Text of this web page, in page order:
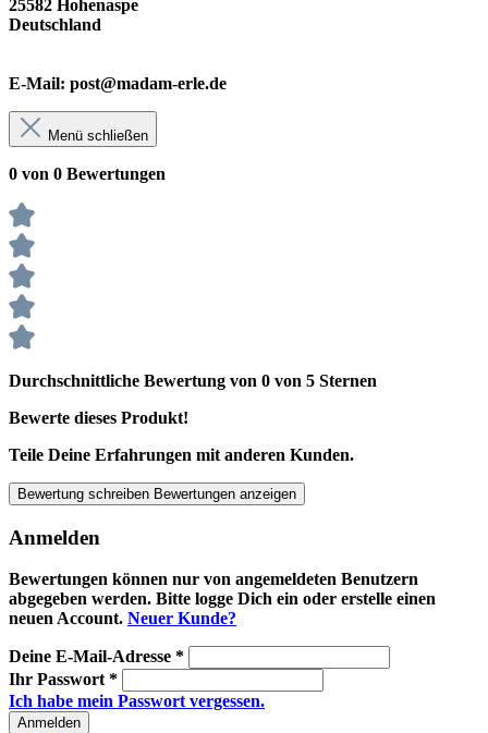
25582 Hohenaspe
Deutschland
E-Mail: post@madam-erle.de
Menü schließen
0 von 0 Bewertungen
Durchschnittliche Bewertung von 0 von 5 Sternen
Bewerte dieses Produkt!
Teile Deine Erfahrungen mit anderen Kunden.
Bewertung schreiben Bewertungen anzeigen
Anmelden
Bewertungen können nur von angemeldeten Benutzern
abgegeben werden. Bitte logge Dich ein oder erstelle einen
neuen Account. Neuer Kunde?
Deine E-Mail-Adresse *
Ihr Passwort *
Ich habe mein Passwort vergessen.
Anmelden